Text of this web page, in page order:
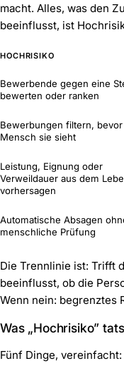
macht. Alles, was den
beeinflusst, ist
HOCHRISIKO
Bewerbende gegen eine
bewerten oder ranken
Bewerbungen filtern, bevor
Mensch sie sieht
Leistung, Eignung oder
Verweildauer aus dem
vorhersagen
Automatische Absagen
menschliche Prüfung
Die Trennlinie ist: Trifft
beeinflusst, ob die
Wenn nein: begrenztes
Was „Hochrisiko”
Fünf Dinge, vereinfacht: